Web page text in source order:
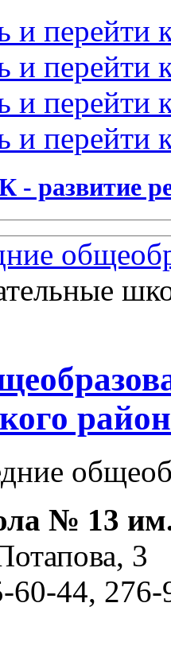
и перейти
и перейти
и перейти
и перейти
№ 13
3
60-44, 276-